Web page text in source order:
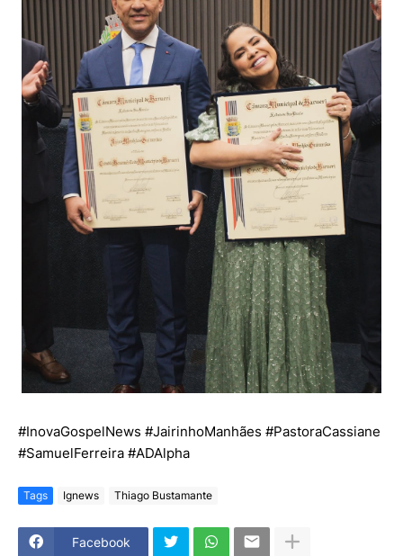
#InovaGospelNews #JairinhoManhães #PastoraCassiane
#SamuelFerreira #ADAlpha
Tags Ignews Thiago Bustamante
Facebook